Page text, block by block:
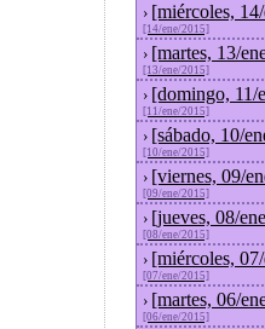
› [miércoles,
[14/ene/2015]
› [martes, 13/
[13/ene/2015]
› [domingo, 11/
[11/ene/2015]
› [sábado, 10/
[10/ene/2015]
› [viernes, 09/
[09/ene/2015]
› [jueves, 08/
[08/ene/2015]
› [miércoles,
[07/ene/2015]
› [martes, 06/
[06/ene/2015]